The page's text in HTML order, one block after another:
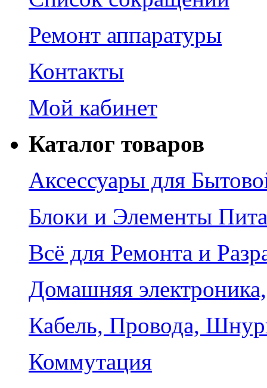
Ремонт аппаратуры
Контакты
Мой кабинет
Каталог товаров
Аксессуары для
Блоки и Элементы
Всё для Ремонта и
Домашняя
Кабель, Провода,
Коммутация